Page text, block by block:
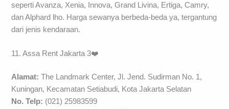
seperti Avanza, Xenia, Innova, Grand Livina, Ertiga, Camry,
dan Alphard lho. Harga sewanya berbeda-beda ya, tergantung
dari jenis kendaraan.
11. Assa Rent Jakarta 3❤️
Alamat:The Landmark Center, Jl. Jend. Sudirman No. 1,
Kuningan, Kecamatan Setiabudi, Kota Jakarta Selatan
No. Telp: (021) 25983599